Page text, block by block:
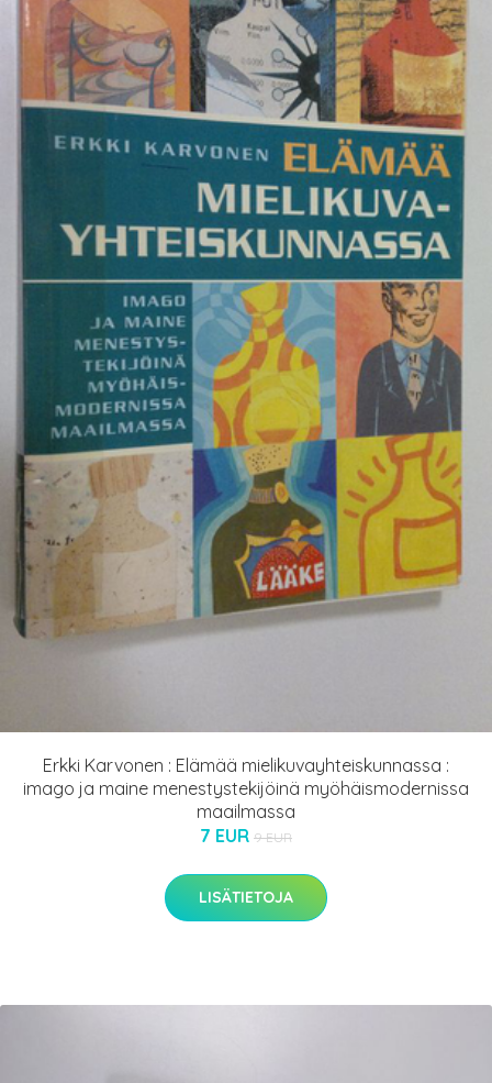
Erkki Karvonen : Elämää mielikuvayhteiskunnassa :
imago ja maine menestystekijöinä myöhäismodernissa
maailmassa
7 EUR 9 EUR
LISÄTIETOJA